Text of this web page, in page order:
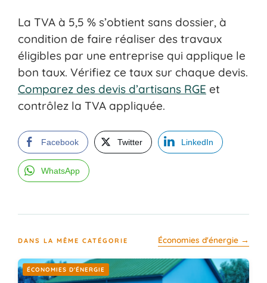
La TVA à 5,5 % s’obtient sans dossier, à
condition de faire réaliser des travaux
éligibles par une entreprise qui applique le
bon taux. Vérifiez ce taux sur chaque devis.
Comparez des devis d’artisans RGE et
contrôlez la TVA appliquée.
Facebook Twitter LinkedIn
WhatsApp
DANS LA MÊME CATÉGORIE Économies d'énergie →
ÉCONOMIES D'ÉNERGIE